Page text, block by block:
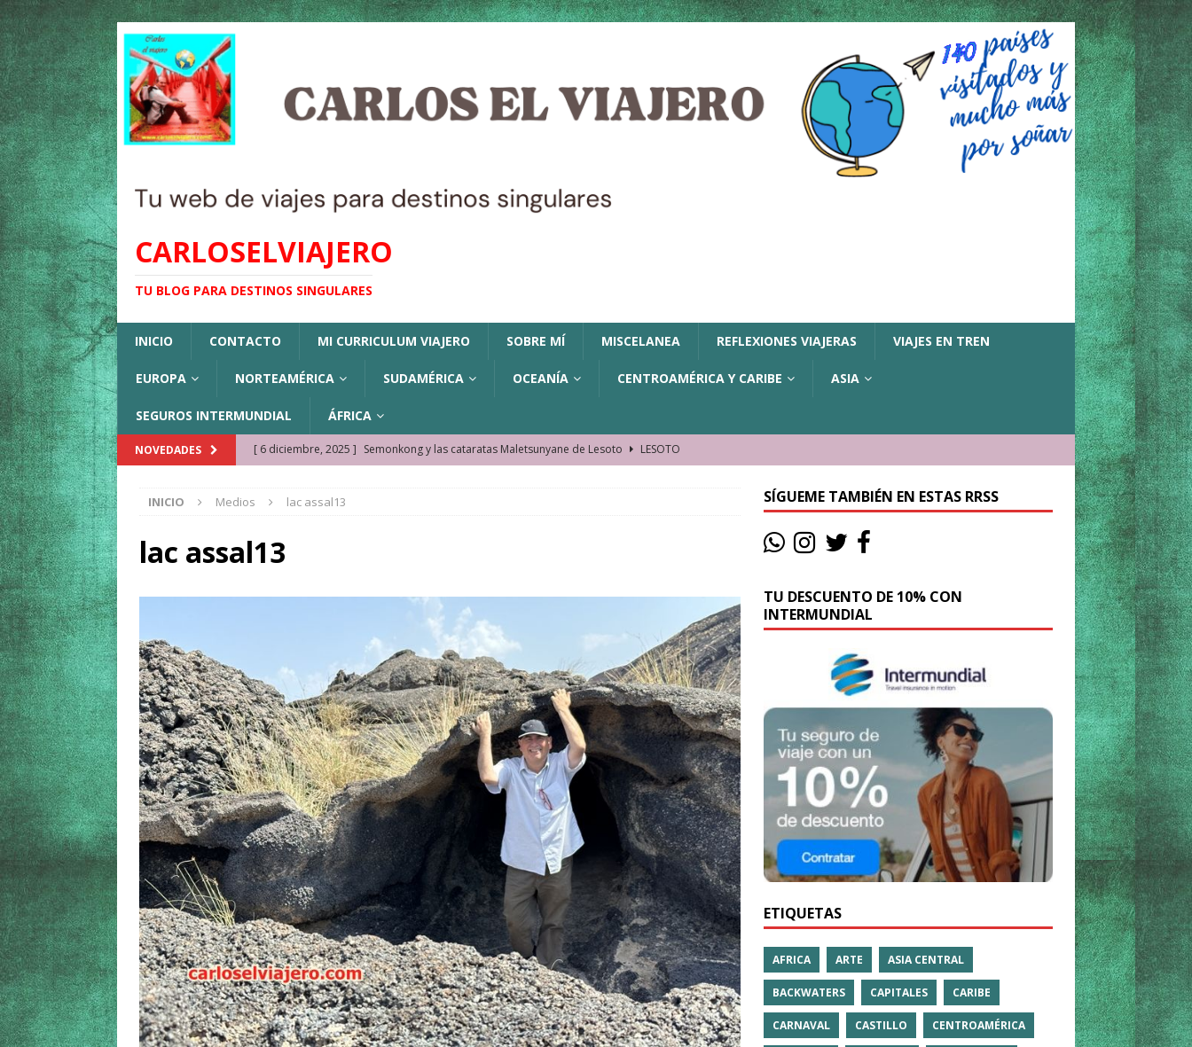
CARLOSELVIAJERO
TU BLOG PARA DESTINOS SINGULARES
INICIO CONTACTO MI CURRICULUM VIAJERO SOBRE MÍ MISCELANEA REFLEXIONES VIAJERAS VIAJES EN TREN
EUROPA NORTEAMÉRICA SUDAMÉRICA OCEANÍA CENTROAMÉRICA Y CARIBE ASIA
SEGUROS INTERMUNDIAL ÁFRICA
NOVEDADES [ 6 diciembre, 2025 ] Semonkong y las cataratas Maletsunyane de Lesoto
LESOTO
KAZAJISTÁN
[ 22 noviembre, 2025 ]
[ 9 octubre, 2025 ] JAMAICA. La historia de la misteriosa avioneta de la playa
JAMAICA
Cómo moverse en Seychelles de manera sostenible
SEYCHELLES
Qué ver en Manama. La capital de Baréin
BARÉIN
[ 15 marzo, 2026 ] Ela Nguema. El barrio más castizo de Malabo GUINEA ECUATORIAL
INICIO Medios lac assal13
lac assal13
SÍGUEME TAMBIÉN EN ESTAS RRSS
TU DESCUENTO DE 10% CON
INTERMUNDIAL
ETIQUETAS
AFRICA ARTE ASIA CENTRAL
BACKWATERS CAPITALES CARIBE
CARNAVAL CASTILLO CENTROAMÉRICA